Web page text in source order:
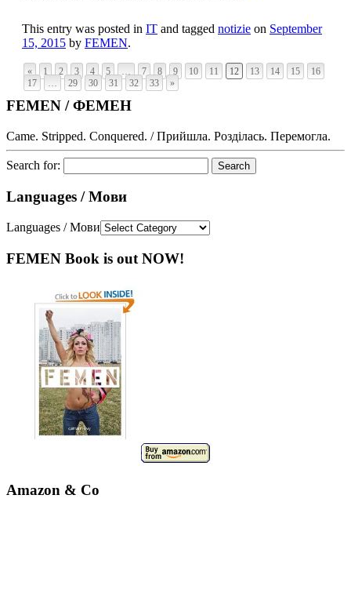
This entry was posted in IT and tagged notizie on September
15, 2015 by FEMEN.
« 1 2 3 4 5 … 7 8 9 10 11 12 13 14 15
16
17
… 29 30 31 32 33 »
FEMEN / ФЕМЕН
Came. Stripped. Conquered. / Прийшла. Розділась. Перемогла.
Search for:
Languages / Мови
Languages / Мови
FEMEN Book is out NOW!
Amazon & Co